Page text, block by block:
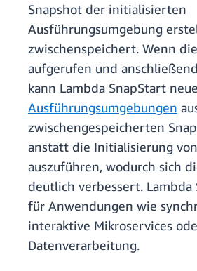
Snapshot der initialisierten
Ausführungsumgebung
zwischenspeichert. Wenn
aufgerufen und
kann Lambda SnapStart neue
Ausführungsumgebungen
zwischengespeicherten
anstatt die Initialisierung
auszuführen, wodurch sich
deutlich verbessert.
für Anwendungen wie
interaktive Mikroservices
Datenverarbeitung.